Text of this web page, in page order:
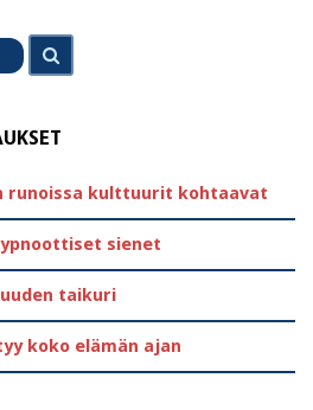
runoissa kulttuurit kohtaavat
sienet
taikuri
koko elämän ajan